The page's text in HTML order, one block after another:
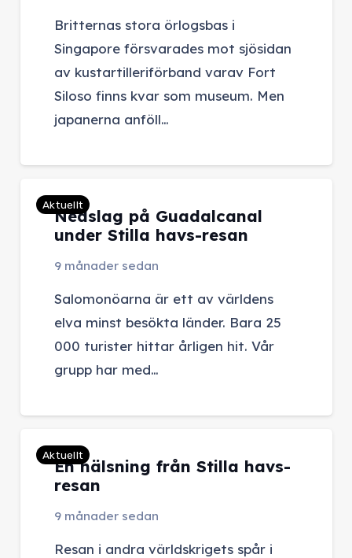
Britternas stora örlogsbas i
Singapore försvarades mot sjösidan
av kustartilleriförband varav Fort
Siloso finns kvar som museum. Men
japanerna anföll…
Aktuellt
Nedslag på Guadalcanal
under Stilla havs-resan
9 månader sedan
Salomonöarna är ett av världens
elva minst besökta länder. Bara 25
000 turister hittar årligen hit. Vår
grupp har med…
Aktuellt
En hälsning från Stilla havs-
resan
9 månader sedan
Resan i andra världskrigets spår i